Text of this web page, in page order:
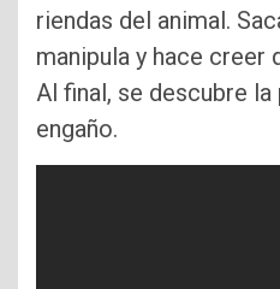
riendas del animal.
manipula y hace creer
Al final, se descubre la
engaño.